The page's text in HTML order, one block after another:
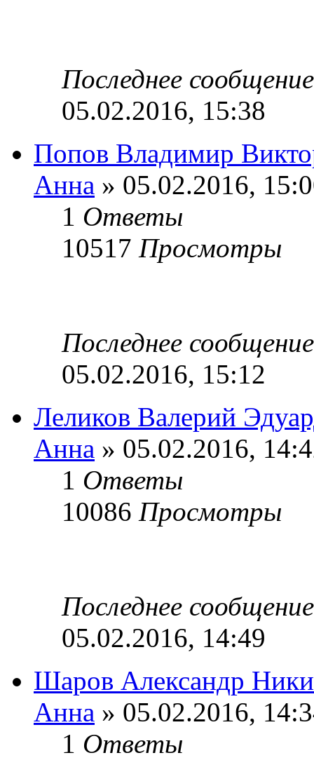
Последнее
05.02.2016, 15:38
Попов Владимир
Анна » 05.02.2016,
1 Ответы
10517 Просмотры
Последнее
05.02.2016, 15:12
Леликов Валерий
Анна » 05.02.2016,
1 Ответы
10086 Просмотры
Последнее
05.02.2016, 14:49
Шаров Александр
Анна » 05.02.2016,
1 Ответы